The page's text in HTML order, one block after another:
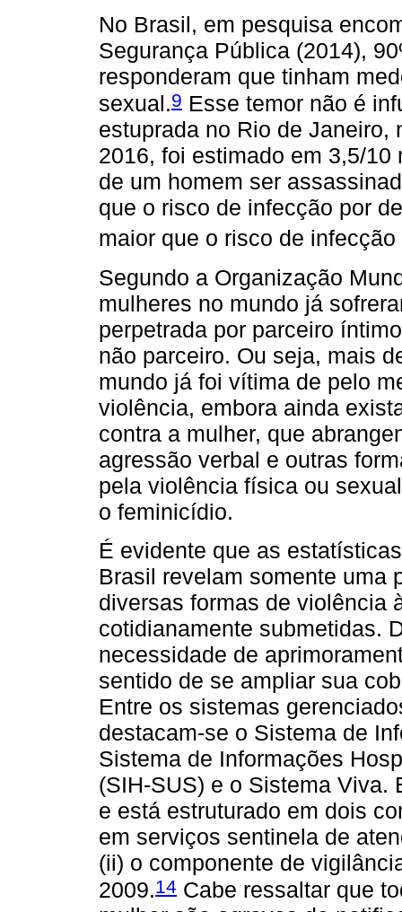
No Brasil, em pesquisa
Segurança Pública (2014),
responderam que tinham
sexual.9 Esse temor não é
estuprada no Rio de
2016, foi estimado em 3,5/
de um homem ser
que o risco de infecção por
maior que o risco de
Segundo a Organização
mulheres no mundo já
perpetrada por parceiro
não parceiro. Ou seja, mais
mundo já foi vítima de pelo
violência, embora ainda
contra a mulher, que
agressão verbal e outras
pela violência física ou
o feminicídio.
É evidente que as
Brasil revelam somente uma
diversas formas de violência
cotidianamente submetidas.
necessidade de
sentido de se ampliar sua
Entre os sistemas
destacam-se o Sistema de
Sistema de Informações
(SIH-SUS) e o Sistema Viva.
e está estruturado em dois
em serviços sentinela de
(ii) o componente de
2009.14 Cabe ressaltar que